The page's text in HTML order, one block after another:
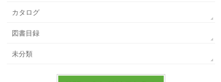
カタログ
図書目録
未分類